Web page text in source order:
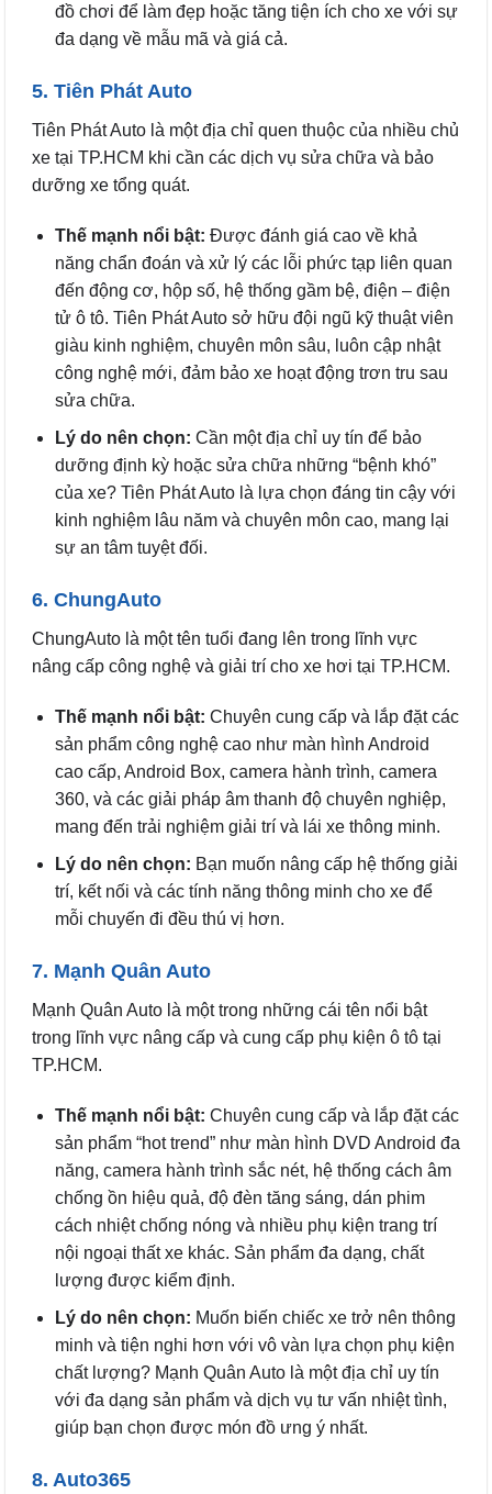
đồ chơi để làm đẹp hoặc tăng tiện ích cho xe với sự
đa dạng về mẫu mã và giá cả.
5. Tiên Phát Auto
Tiên Phát Auto là một địa chỉ quen thuộc của nhiều chủ
xe tại TP.HCM khi cần các dịch vụ sửa chữa và bảo
dưỡng xe tổng quát.
Thế mạnh nổi bật: Được đánh giá cao về khả
năng chẩn đoán và xử lý các lỗi phức tạp liên quan
đến động cơ, hộp số, hệ thống gầm bệ, điện – điện
tử ô tô. Tiên Phát Auto sở hữu đội ngũ kỹ thuật viên
giàu kinh nghiệm, chuyên môn sâu, luôn cập nhật
công nghệ mới, đảm bảo xe hoạt động trơn tru sau
sửa chữa.
Lý do nên chọn: Cần một địa chỉ uy tín để bảo
dưỡng định kỳ hoặc sửa chữa những “bệnh khó”
của xe? Tiên Phát Auto là lựa chọn đáng tin cậy với
kinh nghiệm lâu năm và chuyên môn cao, mang lại
sự an tâm tuyệt đối.
6. ChungAuto
ChungAuto là một tên tuổi đang lên trong lĩnh vực
nâng cấp công nghệ và giải trí cho xe hơi tại TP.HCM.
Thế mạnh nổi bật: Chuyên cung cấp và lắp đặt các
sản phẩm công nghệ cao như màn hình Android
cao cấp, Android Box, camera hành trình, camera
360, và các giải pháp âm thanh độ chuyên nghiệp,
mang đến trải nghiệm giải trí và lái xe thông minh.
Lý do nên chọn: Bạn muốn nâng cấp hệ thống giải
trí, kết nối và các tính năng thông minh cho xe để
mỗi chuyến đi đều thú vị hơn.
7. Mạnh Quân Auto
Mạnh Quân Auto là một trong những cái tên nổi bật
trong lĩnh vực nâng cấp và cung cấp phụ kiện ô tô tại
TP.HCM.
Thế mạnh nổi bật: Chuyên cung cấp và lắp đặt các
sản phẩm “hot trend” như màn hình DVD Android đa
năng, camera hành trình sắc nét, hệ thống cách âm
chống ồn hiệu quả, độ đèn tăng sáng, dán phim
cách nhiệt chống nóng và nhiều phụ kiện trang trí
nội ngoại thất xe khác. Sản phẩm đa dạng, chất
lượng được kiểm định.
Lý do nên chọn: Muốn biến chiếc xe trở nên thông
minh và tiện nghi hơn với vô vàn lựa chọn phụ kiện
chất lượng? Mạnh Quân Auto là một địa chỉ uy tín
với đa dạng sản phẩm và dịch vụ tư vấn nhiệt tình,
giúp bạn chọn được món đồ ưng ý nhất.
8. Auto365